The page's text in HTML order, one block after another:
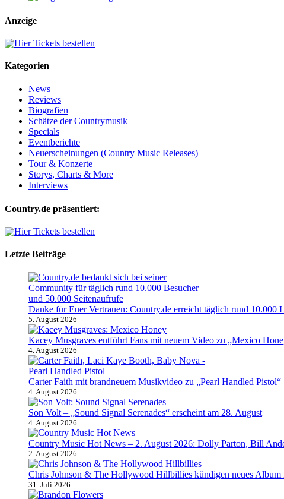
Anzeige
Kategorien
News
Reviews
Biografien
Schätze der Countrymusik
Specials
Eventberichte
Neuerscheinungen (Country Music Releases)
Tour & Konzerte
Storys, Charts & More
Interviews
Country.de präsentiert:
Letzte Beiträge
Danke für Euer Vertrauen: Country.de erreicht täglich rund 10.000
5. August 2026
Kacey Musgraves entführt Fans mit neuem Video zu „Mexico
4. August 2026
Carter Faith mit brandneuem Musikvideo zu „Pearl Handled Pistol“
4. August 2026
Son Volt – „Sound Signal Serenades“ erscheint am 28. August
4. August 2026
Country Music Hot News – 2. August 2026: Dolly Parton, Bill
2. August 2026
Chris Johnson & The Hollywood Hillbillies kündigen neues Album
31. Juli 2026